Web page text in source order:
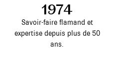
1974
Savoir-faire flamand et
expertise depuis plus de 50
ans.